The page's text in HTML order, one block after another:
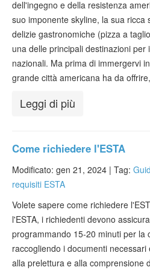
dell'ingegno e della resistenza
suo imponente skyline, la sua ricca
delizie gastronomiche (pizza a
una delle principali destinazioni per
nazionali. Ma prima di immergervi
grande città americana ha da
Leggi di più
Come richiedere l'ESTA
Modificato: gen 21, 2024 | Tag:
requisiti ESTA
Volete sapere come richiedere
l'ESTA, i richiedenti devono
programmando 15-20 minuti per la
raccogliendo i documenti
alla prelettura e alla comprensione